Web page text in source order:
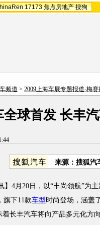
17173 焦点房地产 搜狗
频道 > 2009上海车展专题报道-梅
全球首发 长丰
来源：搜狐汽
4月20日，以“丰尚领航”为主
旗下11款车型时尚登场，涵盖
长丰汽车将向产品多元化方向